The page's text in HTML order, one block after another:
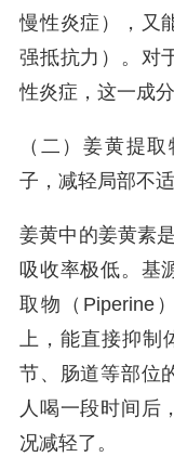
慢性炎症），又
强抵抗力）。对
性炎症，这一成
（二）姜黄提
子，减轻局部不适
姜黄中的姜黄素
吸收率极低。基
取物（Piperine
上，能直接抑制
节、肠道等部位
人喝一段时间后
况减轻了。